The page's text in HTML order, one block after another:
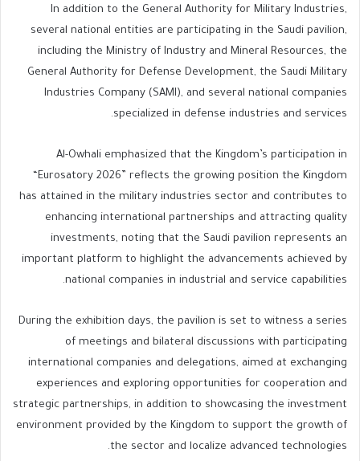
In addition to the General Authority for Military Industries,
several national entities are participating in the Saudi pavilion,
including the Ministry of Industry and Mineral Resources, the
General Authority for Defense Development, the Saudi Military
Industries Company (SAMI), and several national companies
specialized in defense industries and services.
Al-Owhali emphasized that the Kingdom’s participation in
“Eurosatory 2026” reflects the growing position the Kingdom
has attained in the military industries sector and contributes to
enhancing international partnerships and attracting quality
investments, noting that the Saudi pavilion represents an
important platform to highlight the advancements achieved by
national companies in industrial and service capabilities.
During the exhibition days, the pavilion is set to witness a series
of meetings and bilateral discussions with participating
international companies and delegations, aimed at exchanging
experiences and exploring opportunities for cooperation and
strategic partnerships, in addition to showcasing the investment
environment provided by the Kingdom to support the growth of
the sector and localize advanced technologies.